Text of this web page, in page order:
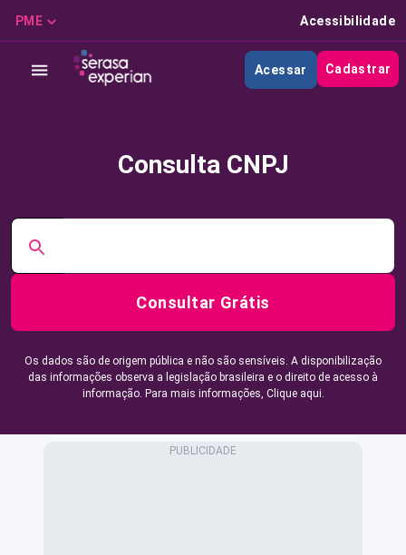
PME Acessibilidade
Acessar Cadastrar
Consulta CNPJ
Consultar Grátis
Os dados são de origem pública e não são sensíveis. A disponibilização
das informações observa a legislação brasileira e o direito de acesso à
informação. Para mais informações, Clique aqui.